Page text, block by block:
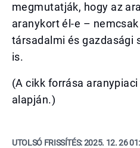
megmutatják, hogy az
aranykort él-e –
társadalmi és gazdasági
is.
(A cikk forrása
alapján.)
UTOLSÓ FRISSÍTÉS:2025. 12. 26